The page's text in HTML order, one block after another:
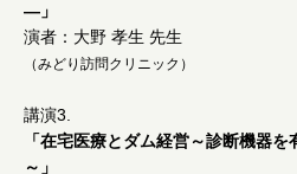
―」
演者：大野 孝生 先生
（みどり訪問クリニック）
講演3.
「在宅医療とダム経営～診断機器
～」